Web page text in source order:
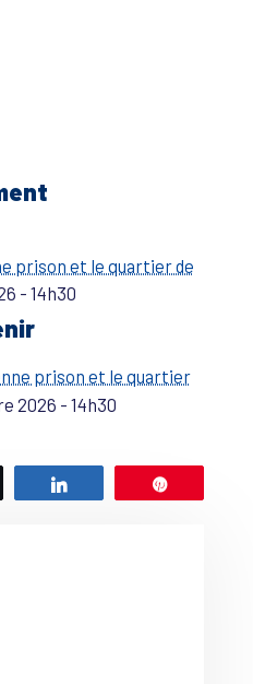
prison et le quartier de
- 14h30
prison et le quartier
2026 - 14h30